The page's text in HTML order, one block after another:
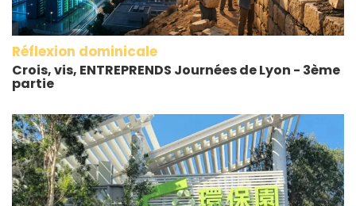
Réflexion dominicale
Crois, vis, ENTREPRENDS Journées de Lyon - 3ème
partie